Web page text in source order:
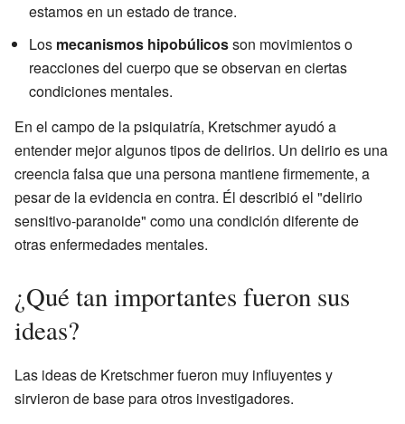
estamos en un estado de trance.
Los mecanismos hipobúlicosson movimientos o
reacciones del cuerpo que se observan en ciertas
condiciones mentales.
En el campo de la psiquiatría, Kretschmer ayudó a
entender mejor algunos tipos de delirios. Un delirio es una
creencia falsa que una persona mantiene firmemente, a
pesar de la evidencia en contra. Él describió el "delirio
sensitivo-paranoide" como una condición diferente de
otras enfermedades mentales.
¿Qué tan importantes fueron sus
ideas?
Las ideas de Kretschmer fueron muy influyentes y
sirvieron de base para otros investigadores.